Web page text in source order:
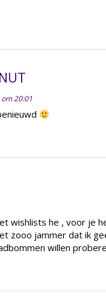
20:01
wishlists he , voor je
zooo jammer dat ik
willen